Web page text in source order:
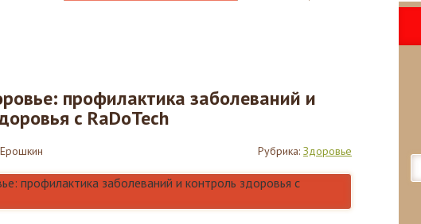
профилактика заболеваний и
с RaDoTech
Рубрика: Здоровье